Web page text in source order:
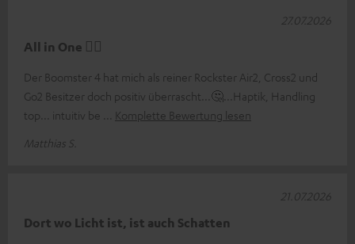
All in One 👍🏻
Der Boomster 4 hat mich als reiner Rockster Air2, Cross2 und
Go2 Besitzer doch positiv überrascht...🤔...Haptik, Handling
top... intuitiv be
Komplette Bewertung lesen
Matthias S.
27.07.2026
Dort wo Licht ist, ist auch Schatten
21.07.2026